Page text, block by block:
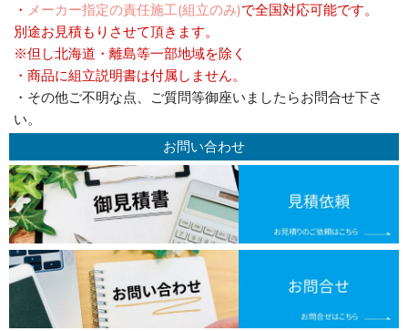
・ メーカー指定の責任施工(組立のみ)で全国対応可能です。
別途お見積もりさせて頂きます。
※但し北海道・離島等一部地域を除く
・商品に組立説明書は付属しません。
・その他ご不明な点、ご質問等御座いましたらお問合せ下さ
い。
お問い合わせ